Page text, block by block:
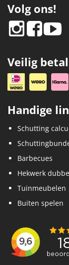
Volg ons!
Veilig
Handige
Schutting
Barbecues
Hekwerk
Tuinmeubelen
Buiten spelen